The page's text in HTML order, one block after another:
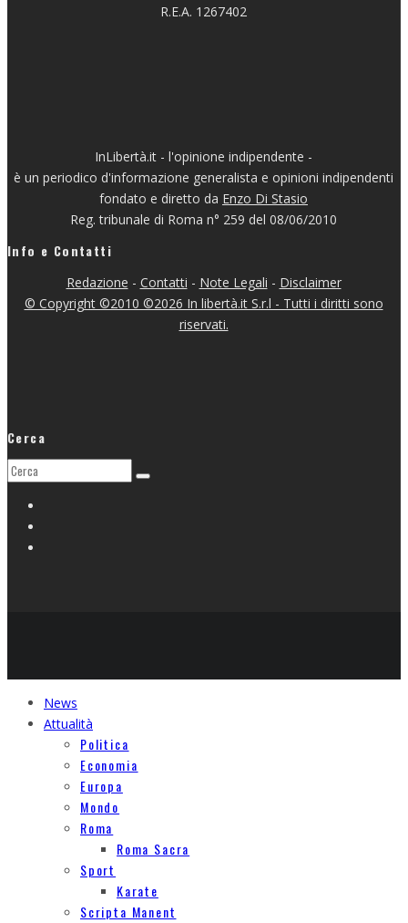
R.E.A. 1267402
InLibertà.it - l'opinione indipendente -
è un periodico d'informazione generalista e opinioni indipendenti
fondato e diretto da Enzo Di Stasio
Reg. tribunale di Roma n° 259 del 08/06/2010
Info e Contatti
Redazione - Contatti - Note Legali - Disclaimer
© Copyright ©2010 ©2026 In libertà.it S.r.l - Tutti i diritti sono
riservati.
Cerca
News
Attualità
Politica
Economia
Europa
Mondo
Roma
Roma Sacra
Sport
Karate
Scripta Manent